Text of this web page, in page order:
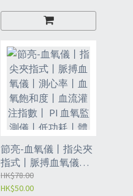
節亮-血氧儀丨指尖夾
指式丨脈搏血氧儀丨
測心率丨血氧飽和度
丨血流灌注指數丨 PI
HK$78.00
HK$50.00